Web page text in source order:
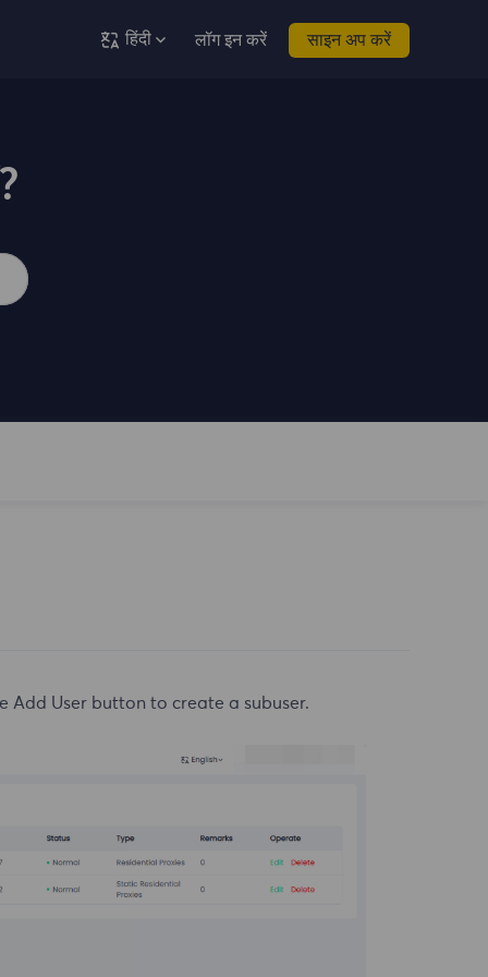
हिंदी लॉग इन करें साइन अप करें
Add User button to create a subuser.